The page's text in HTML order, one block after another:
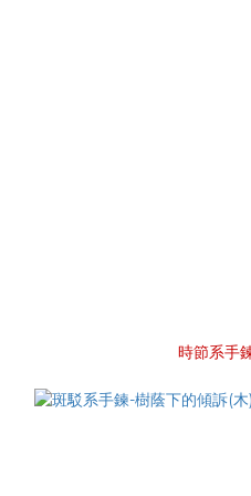
時節系手